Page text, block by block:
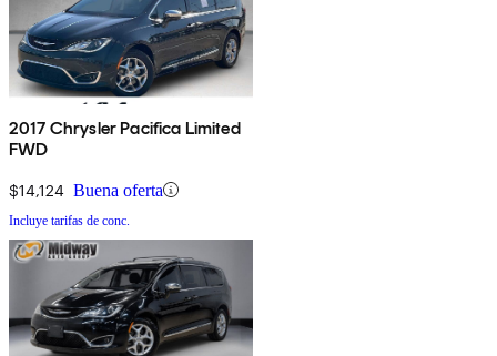
2017 Chrysler Pacifica Limited
FWD
$14,124 Buena oferta
Incluye tarifas de conc.